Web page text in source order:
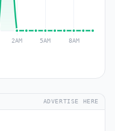
ADVERTISE HERE